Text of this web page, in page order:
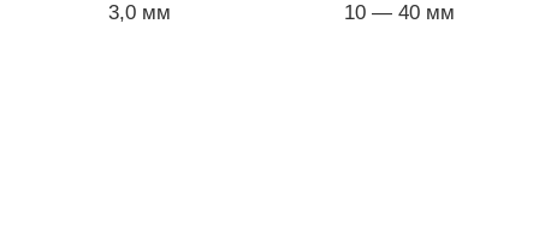
3,0 мм 10 — 40 мм